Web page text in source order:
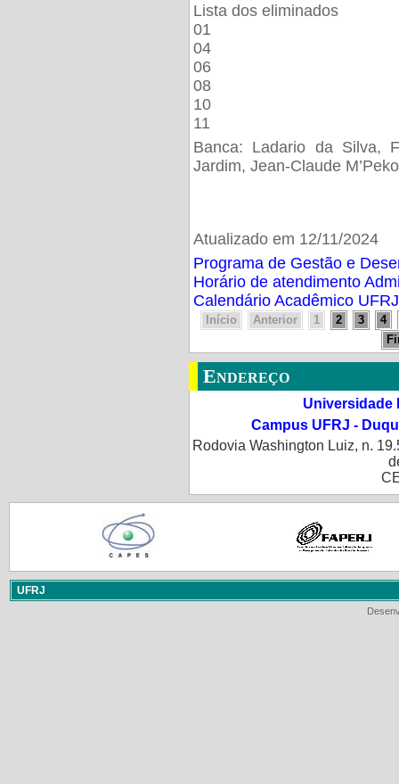
Lista dos eliminados
01
04
06
08
10
11
Banca: Ladario da Silva,
Jardim, Jean-Claude M’Peko
Atualizado em 12/11/2024
Programa de Gestão e
Horário de atendimento
Calendário Acadêmico
Início Anterior 1 2 3
4
Endereço
Universidade
Campus UFRJ -
Rodovia Washington Luiz, n.
UFRJ